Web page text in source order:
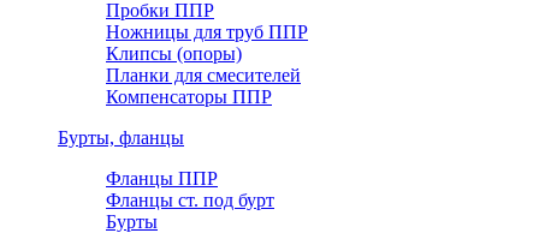
Пробки ППР
Ножницы для труб ППР
Клипсы (опоры)
Планки для смесителей
Компенсаторы ППР
Бурты, фланцы
Фланцы ППР
Фланцы ст. под бурт
Бурты